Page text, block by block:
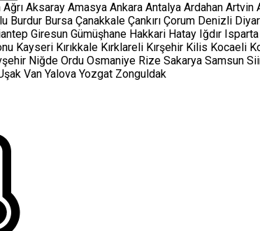
Ağrı Aksaray Amasya Ankara Antalya Ardahan Artvin
Burdur Bursa Çanakkale Çankırı Çorum Denizli
Giresun Gümüşhane Hakkari Hatay Iğdır Isparta
Kayseri Kırıkkale Kırklareli Kırşehir Kilis Kocaeli
Niğde Ordu Osmaniye Rize Sakarya Samsun
Van Yalova Yozgat Zonguldak